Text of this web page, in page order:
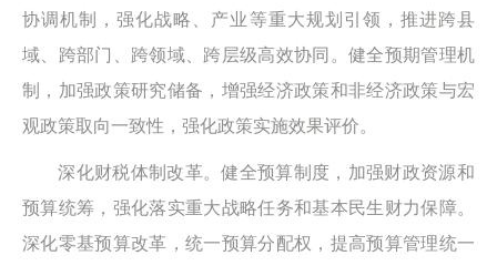
协调机制，强化战略、产业等重大规划引领，推进跨县
域、跨部门、跨领域、跨层级高效协同。健全预期管理机
制，加强政策研究储备，增强经济政策和非经济政策与宏
观政策取向一致性，强化政策实施效果评价。
深化财税体制改革。健全预算制度，加强财政资源和
预算统筹，强化落实重大战略任务和基本民生财力保障。
深化零基预算改革，统一预算分配权，提高预算管理统一